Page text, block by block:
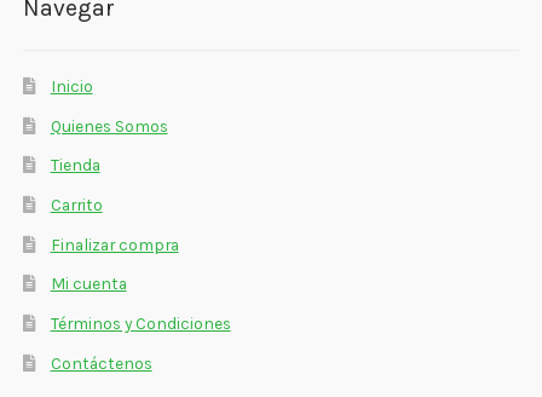
Navegar
Inicio
Quienes Somos
Tienda
Carrito
Finalizar compra
Mi cuenta
Términos y Condiciones
Contáctenos